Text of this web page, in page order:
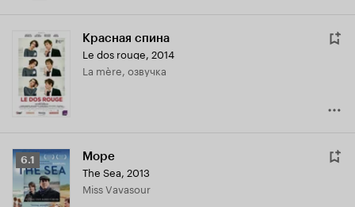
Красная спина
Le dos rouge, 2014
La mère, озвучка
Рейтинг
Кинопоиска
6.1
6.1 Море
The Sea, 2013
Miss Vavasour